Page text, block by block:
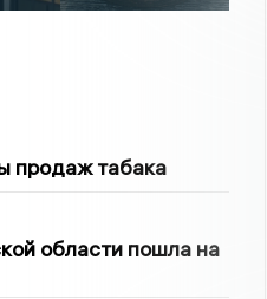
продаж табака
области пошла на